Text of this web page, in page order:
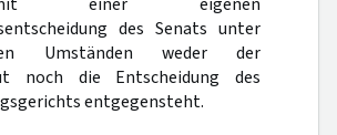
des Senats unter
Umständen weder der
noch die Entscheidung des
entgegensteht.